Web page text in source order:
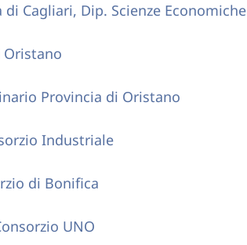
Cagliari, Dip. Scienze Economiche
Oristano
Provincia di Oristano
Industriale
di Bonifica
UNO